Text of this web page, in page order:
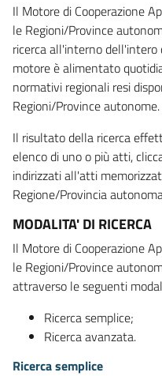
Il Motore di Cooperazione
le Regioni/Province
ricerca all'interno dell'intero
motore è alimentato
normativi regionali resi
Regioni/Province autonome.
Il risultato della ricerca
elenco di uno o più atti,
indirizzati all'atti
Regione/Provincia
MODALITA' DI RICERCA
Il Motore di Cooperazione
le Regioni/Province
attraverso le seguenti
Ricerca semplice;
Ricerca avanzata.
Ricerca semplice